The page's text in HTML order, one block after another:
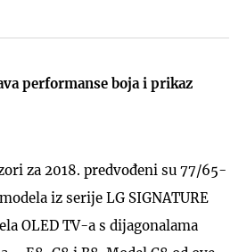
performanse boja i prikaz
za 2018. predvođeni su 77/65-
iz serije LG SIGNATURE
OLED TV-a s dijagonalama